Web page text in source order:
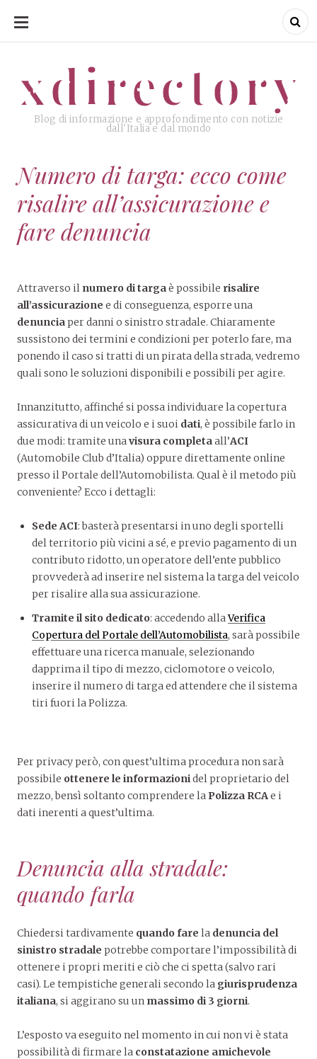
SKIP
CONTENT
xdirectory
Blog di informazione e approfondimento con notizie
dall'Italia e dal mondo
xdirectory
Numero di targa: ecco come
risalire all’assicurazione e
fare denuncia
Attraverso il numero di targaè possibile risalire
all’assicurazione e di conseguenza, esporre una
denunciaper danni o sinistro stradale. Chiaramente
sussistono dei termini e condizioni per poterlo fare, ma
ponendo il caso si tratti di un pirata della strada, vedremo
quali sono le soluzioni disponibili e possibili per agire.
Innanzitutto, affinché si possa individuare la copertura
assicurativa di un veicolo e i suoi dati, è possibile farlo in
due modi: tramite unavisura completaall’ACI
(Automobile Club d’Italia) oppure direttamente online
presso il Portale dell’Automobilista. Qual è il metodo più
conveniente? Ecco i dettagli:
Sede ACI: basterà presentarsi in uno degli sportelli
del territorio più vicini a sé, e previo pagamento di un
contributo ridotto, un operatore dell’ente pubblico
provvederà ad inserire nel sistema la targa del veicolo
per risalire alla sua assicurazione.
Tramite il sito dedicato: accedendo allaVerifica
Copertura del Portale dell’Automobilista, sarà possibile
effettuare una ricerca manuale, selezionando
dapprima il tipo di mezzo, ciclomotore o veicolo,
inserire il numero di targa ed attendere che il sistema
tiri fuori la Polizza.
Per privacy però, con quest’ultima procedura non sarà
possibile ottenere le informazionidel proprietario del
mezzo, bensì soltanto comprendere la Polizza RCAe i
dati inerenti a quest’ultima.
Denuncia alla stradale:
quando farla
Chiedersi tardivamente quando fare la denuncia del
sinistro stradale potrebbe comportare l’impossibilità di
ottenere i propri meriti e ciò che ci spetta (salvo rari
casi). Le tempistiche generali secondo la giurisprudenza
italiana, si aggirano su un massimo di 3 giorni.
L’esposto va eseguito nel momento in cui non vi è stata
possibilità di firmare la constatazione amichevole